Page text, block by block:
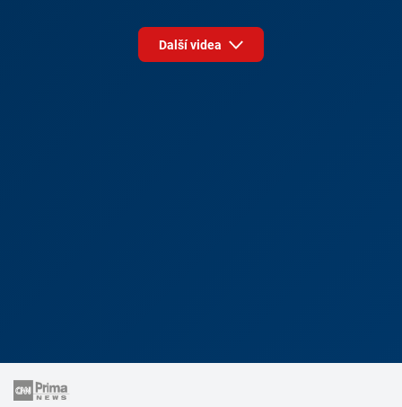
Další videa